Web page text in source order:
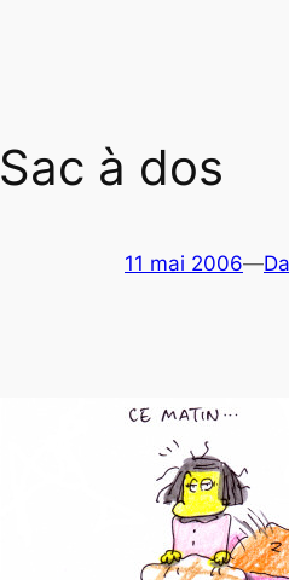
Sac à dos
11 mai 2006—